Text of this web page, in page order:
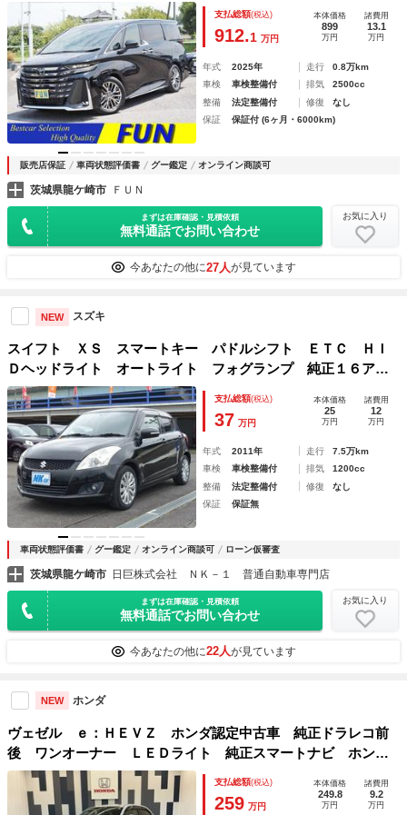
Ｍ 全周囲 左右独立ムーンルーフ 両自動 Ｐバックドア
サンセットブラウン革シート ＪＢＬ ディスプレイオーディ
オプラス リヤエンタメ
支払総額(税込)
912.1 万円
本体価格
899
万円
諸費用
13.1
万円
年式 2025年 走行
0.8万km
車検
車検整備付 排気
2500cc
整備
法定整備付 修復
なし
保証
保証付 (6ヶ月・6000km)
販売店保証 車両状態評価書 グー鑑定 オンライン商談可
茨城県龍ケ崎市 ＦＵＮ
まずは在庫確認・見積依頼
無料通話でお問い合わせ
お気に入り
今あなたの他に27人が見ています
NEW スズキ
スイフト ＸＳ スマートキー パドルシフト ＥＴＣ ＨＩ
Ｄヘッドライト オートライト フォグランプ 純正１６アル
ミ
支払総額(税込)
37 万円
本体価格
25
万円
諸費用
12
万円
年式 2011年 走行
7.5万km
車検
車検整備付 排気
1200cc
整備
法定整備付 修復
なし
保証
保証無
車両状態評価書 グー鑑定 オンライン商談可 ローン仮審査
茨城県龍ケ崎市 日巨株式会社 ＮＫ－１ 普通自動車専門店
まずは在庫確認・見積依頼
無料通話でお問い合わせ
お気に入り
今あなたの他に22人が見ています
NEW ホンダ
ヴェゼル ｅ：ＨＥＶＺ ホンダ認定中古車 純正ドラレコ前
後 ワンオーナー ＬＥＤライト 純正スマートナビ ホンダ
コネクト対応 フルセグ Ｂｌｕｅｔｏｏｔｈ接続 バックカ
メラ ＥＴＣ 電動リアゲート ＭＴモード付ＡＴ ＬＫＡＳ
支払総額(税込)
259 万円
本体価格
249.8
万円
諸費用
9.2
万円